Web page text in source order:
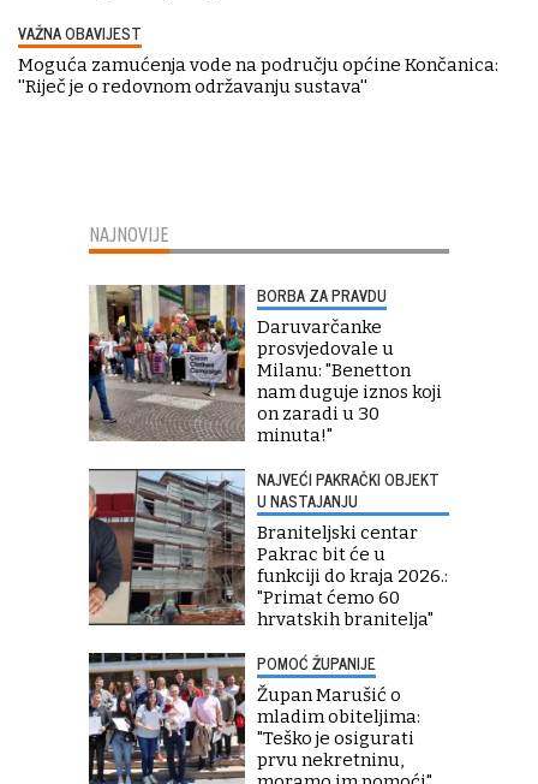
VAŽNA OBAVIJEST
Moguća zamućenja vode na području općine Končanica:
''Riječ je o redovnom održavanju sustava''
NAJNOVIJE
BORBA ZA PRAVDU
Daruvarčanke
prosvjedovale u
Milanu: "Benetton
nam duguje iznos koji
on zaradi u 30
minuta!"
NAJVEĆI PAKRAČKI OBJEKT
U NASTAJANJU
Braniteljski centar
Pakrac bit će u
funkciji do kraja 2026.:
"Primat ćemo 60
hrvatskih branitelja"
POMOĆ ŽUPANIJE
Župan Marušić o
mladim obiteljima:
"Teško je osigurati
prvu nekretninu,